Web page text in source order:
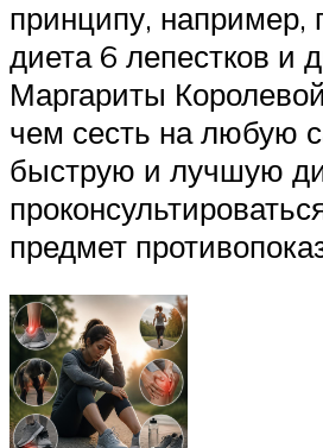
принципу, например,
диета 6 лепестков и
Маргариты
чем сесть на любую
быструю и лучшую
предмет